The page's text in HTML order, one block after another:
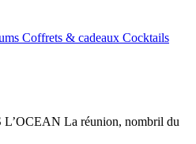
Coffrets & cadeaux Cocktails
La réunion, nombril du